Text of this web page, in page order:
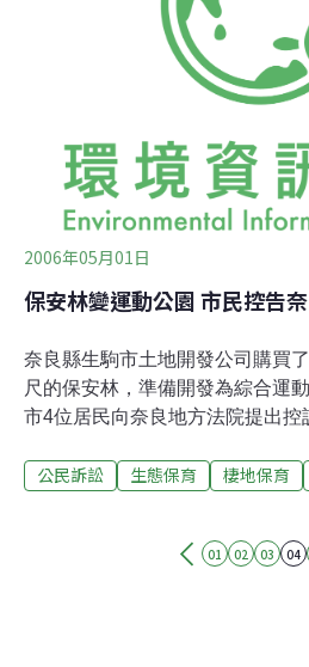
分，將放在館內模擬淺海之大型
2006年05月01日
保安林變運動公園 市民控告
奈良縣生駒市土地開發公司購買
尺的保安林，準備開發為綜合運
市4位居民向奈良地方法院提出控
月，委託該公司優先取得保安林
高出標準地價，對生駒市造成損
公民訴訟 生態保育 棲地保育
01 02 03 04